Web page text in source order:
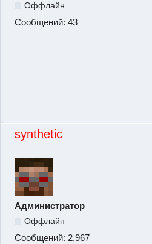
Оффлайн
Сообщений: 43
synthetic
Администратор
Оффлайн
Сообщений: 2,967